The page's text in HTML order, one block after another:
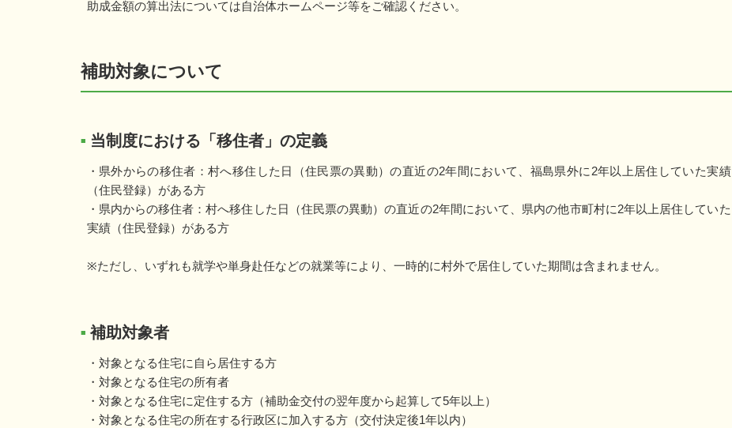
助成金額の算出法については自治体ホームページ等をご確認ください。
補助対象について
■ 当制度における「移住者」の定義
・県外からの移住者：村へ移住した日（住民票の異動）の直近の2年間において、福島県外に2年以上居住していた実績
（住民登録）がある方
・県内からの移住者：村へ移住した日（住民票の異動）の直近の2年間において、県内の他市町村に2年以上居住していた
実績（住民登録）がある方
※ただし、いずれも就学や単身赴任などの就業等により、一時的に村外で居住していた期間は含まれません。
■ 補助対象者
・対象となる住宅に自ら居住する方
・対象となる住宅の所有者
・対象となる住宅に定住する方（補助金交付の翌年度から起算して5年以上）
・対象となる住宅の所在する行政区に加入する方（交付決定後1年以内）